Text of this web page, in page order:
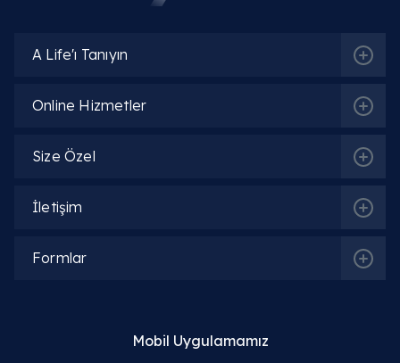
A Life'ı Tanıyın
Online Hizmetler
Size Özel
İletişim
Formlar
Mobil Uygulamamız